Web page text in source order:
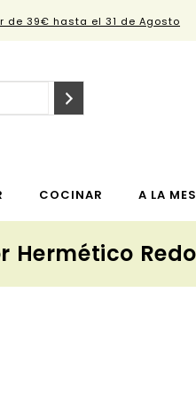
de 39€ hasta el 31 de Agosto
COCINAR A LA
Hermético